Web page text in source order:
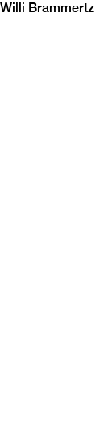
Willi Brammertz